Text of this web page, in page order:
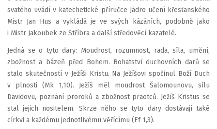
svatého uvádí v katechetické příručce Jádro učení křesťanského
Mistr Jan Hus a vykládá je ve svých kázáních, podobně jako
i Mistr Jakoubek ze Stříbra a další středověcí kazatelé.
Jedná se o tyto dary: Moudrost, rozumnost, rada, síla, umění,
zbožnost a bázeň před Bohem. Bohatství duchovních darů se
stalo skutečností v Ježíši Kristu. Na Ježíšovi spočinul Boží Duch
v plnosti (Mk 1,10). Ježíš měl moudrost Šalomounovu, sílu
Davidovu, poznání proroků a zbožnost praotců. Ježíš Kristus se
stal jejich nositelem. Skrze něho se tyto dary dostávají také
církvi a každému jednotlivému věřícímu (Ef 1,3).